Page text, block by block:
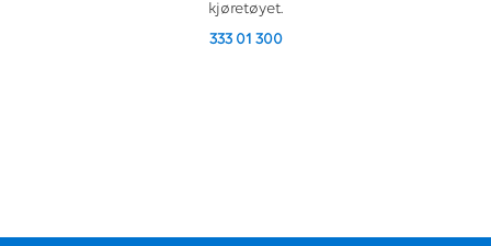
kjøretøyet.
333 01 300